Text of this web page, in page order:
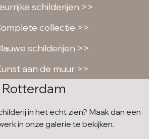
schilderijen >>
collectie >>
schilderijen >>
aan de muur >>
Rotterdam
in het echt zien? Maak dan een
in onze galerie te bekijken.